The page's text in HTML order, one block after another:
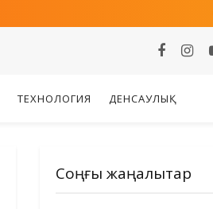
ТЕХНОЛОГИЯ ДЕНСАУЛЫҚ
Соңғы жаңалықтар